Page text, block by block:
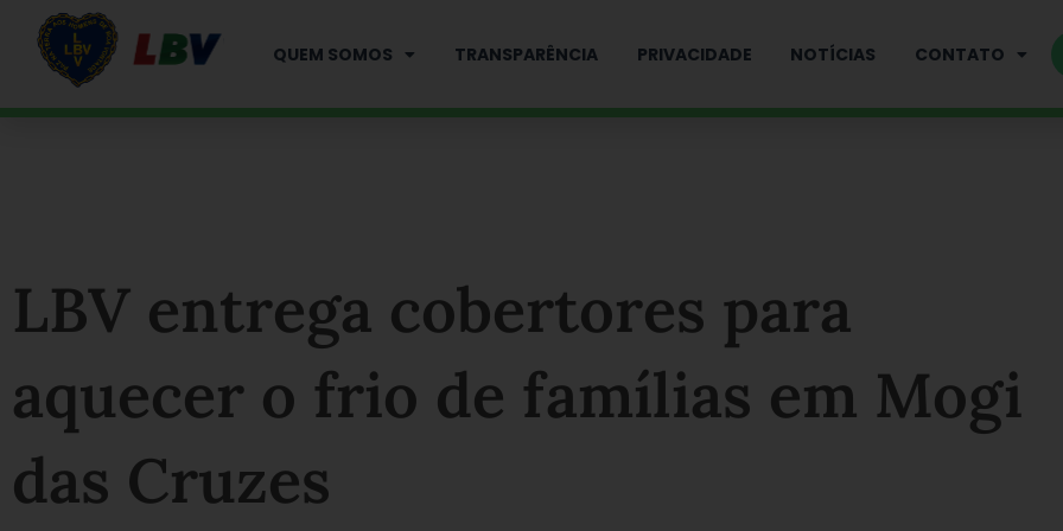
QUEM SOMOS TRANSPARÊNCIA PRIVACIDADE NOTÍCIAS CONTATO
LBV entrega cobertores para
aquecer o frio de famílias em Mogi
das Cruzes